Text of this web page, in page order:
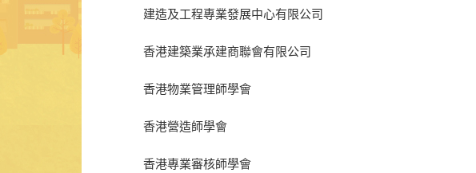
建造及工程專業發展中心有限公司
香港建築業承建商聯會有限公司
香港物業管理師學會
香港營造師學會
香港專業審核師學會